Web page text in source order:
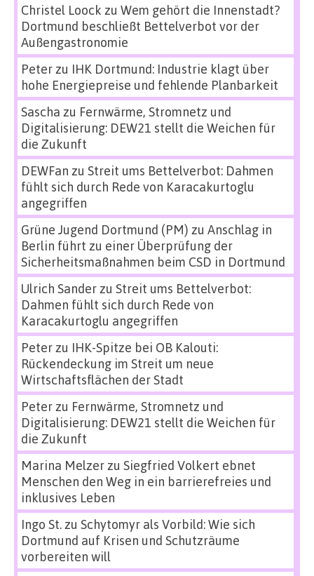
Christel Loock zu Wem gehört die Innenstadt?
Dortmund beschließt Bettelverbot vor der
Außengastronomie
Peterzu IHK Dortmund: Industrie klagt über
hohe Energiepreise und fehlende Planbarkeit
Sascha zu Fernwärme, Stromnetz und
Digitalisierung: DEW21 stellt die Weichen für
die Zukunft
DEWFan zu Streit ums Bettelverbot: Dahmen
fühlt sich durch Rede von Karacakurtoglu
angegriffen
Grüne Jugend Dortmund (PM) zu Anschlag in
Berlin führt zu einer Überprüfung der
Sicherheitsmaßnahmen beim CSD in Dortmund
Ulrich Sanderzu Streit ums Bettelverbot:
Dahmen fühlt sich durch Rede von
Karacakurtoglu angegriffen
Peterzu IHK-Spitze bei OB Kalouti:
Rückendeckung im Streit um neue
Wirtschaftsflächen der Stadt
Peterzu Fernwärme, Stromnetz und
Digitalisierung: DEW21 stellt die Weichen für
die Zukunft
Marina Melzerzu Siegfried Volkert ebnet
Menschen den Weg in ein barrierefreies und
inklusives Leben
Ingo St.zu Schytomyr als Vorbild: Wie sich
Dortmund auf Krisen und Schutzräume
vorbereiten will